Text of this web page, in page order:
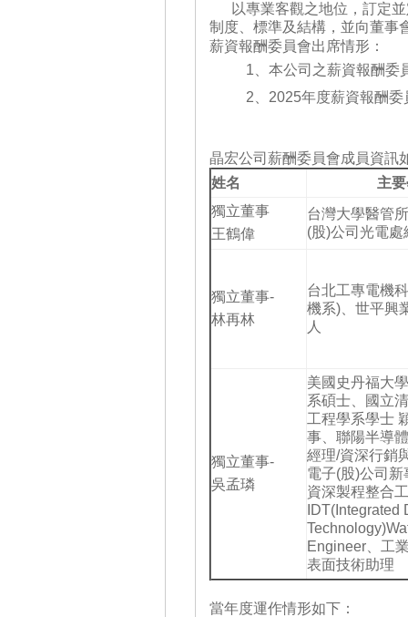
以專業客觀之地位，訂定並
制度、標準及結構，並向董事
薪資報酬委員會出席情形：
1、本公司之薪資報酬委
2、2025年度薪資報酬
晶宏公司薪酬委員會成員資訊
姓名
主
獨立董事
王鶴偉
台灣大學醫管
(股)公司光電處
獨立董事-
林再林
台北工專電機
機系)、 世平興
人
獨立董事-
吳孟璘
美國史丹福大
系碩士、國立
工程學系學士
事、聯陽半導
經理/資深行銷
電子(股)公司
資深製程整合
IDT(Integrated
Engineer、工
表面技術助理
當年度運作情形如下：